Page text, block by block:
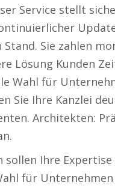
Service stellt
Sie zahlen
Lösung Kunden
Wahl für
Sie Ihre Kanzlei
Architekten:
Ihre Expertise
für